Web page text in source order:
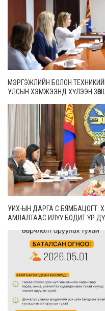
МЭРГЭЖЛИЙН БОЛОН
УЛСЫН ХЭМЖЭЭНД ХҮЛЭЭН
УИХ-ЫН ДАРГА С.БЯМБАЦОГТ:
АМЛАЛТААС ИЛҮҮ БОДИТ ҮР